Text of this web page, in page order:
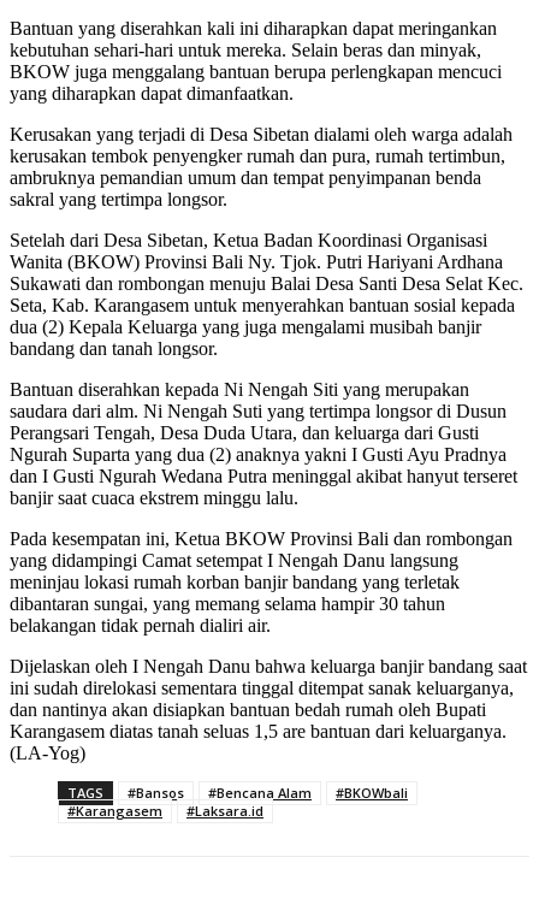
Bantuan yang diserahkan kali ini diharapkan dapat meringankan
kebutuhan sehari-hari untuk mereka. Selain beras dan minyak,
BKOW juga menggalang bantuan berupa perlengkapan mencuci
yang diharapkan dapat dimanfaatkan.
Kerusakan yang terjadi di Desa Sibetan dialami oleh warga adalah
kerusakan tembok penyengker rumah dan pura, rumah tertimbun,
ambruknya pemandian umum dan tempat penyimpanan benda
sakral yang tertimpa longsor.
Setelah dari Desa Sibetan, Ketua Badan Koordinasi Organisasi
Wanita (BKOW) Provinsi Bali Ny. Tjok. Putri Hariyani Ardhana
Sukawati dan rombongan menuju Balai Desa Santi Desa Selat Kec.
Seta, Kab. Karangasem untuk menyerahkan bantuan sosial kepada
dua (2) Kepala Keluarga yang juga mengalami musibah banjir
bandang dan tanah longsor.
Bantuan diserahkan kepada Ni Nengah Siti yang merupakan
saudara dari alm. Ni Nengah Suti yang tertimpa longsor di Dusun
Perangsari Tengah, Desa Duda Utara, dan keluarga dari Gusti
Ngurah Suparta yang dua (2) anaknya yakni I Gusti Ayu Pradnya
dan I Gusti Ngurah Wedana Putra meninggal akibat hanyut terseret
banjir saat cuaca ekstrem minggu lalu.
Pada kesempatan ini, Ketua BKOW Provinsi Bali dan rombongan
yang didampingi Camat setempat I Nengah Danu langsung
meninjau lokasi rumah korban banjir bandang yang terletak
dibantaran sungai, yang memang selama hampir 30 tahun
belakangan tidak pernah dialiri air.
Dijelaskan oleh I Nengah Danu bahwa keluarga banjir bandang saat
ini sudah direlokasi sementara tinggal ditempat sanak keluarganya,
dan nantinya akan disiapkan bantuan bedah rumah oleh Bupati
Karangasem diatas tanah seluas 1,5 are bantuan dari keluarganya.
(LA-Yog)
TAGS #Bansos #Bencana Alam
#BKOWbali
#Karangasem
#Laksara.id